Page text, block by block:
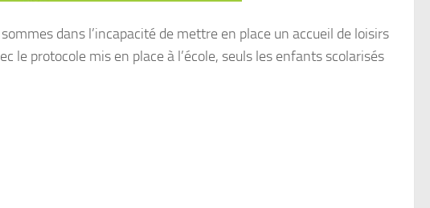
dans l’incapacité de mettre en place un accueil de loisirs
le protocole mis en place à l’école, seuls les enfants scolarisés